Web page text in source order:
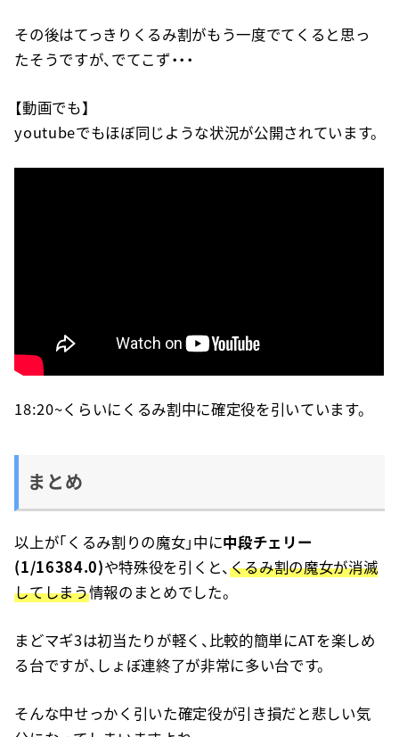
その後はてっきりくるみ割がもう一度でてくると思っ
たそうですが、でてこず・・・
【動画でも】
youtubeでもほぼ同じような状況が公開されています。
18:20~くらいにくるみ割中に確定役を引いています。
まとめ
以上が「くるみ割りの魔女」中に中段チェリー
(1/16384.0)や特殊役を引くと、 くるみ割の魔女が消滅
してしまう情報のまとめでした。
まどマギ3は初当たりが軽く、比較的簡単にATを楽しめ
る台ですが、しょぼ連終了が非常に多い台です。
そんな中せっかく引いた確定役が引き損だと悲しい気